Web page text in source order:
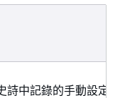
詩中記錄的手動設定